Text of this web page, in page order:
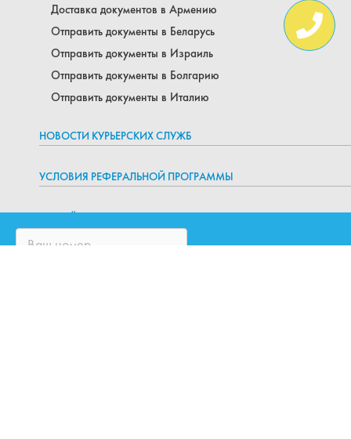
Доставка документов в Армению
Отправить документы в Беларусь
Отправить документы в Израиль
Отправить документы в Болгарию
Отправить документы в Италию
НОВОСТИ КУРЬЕРСКИХ СЛУЖБ
УСЛОВИЯ РЕФЕРАЛЬНОЙ ПРОГРАММЫ
ПАРТНЁРЫ